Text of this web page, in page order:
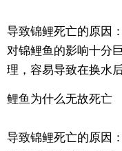
导致锦鲤死亡的原因
对锦鲤鱼的影响十分
理，容易导致在换水
鲤鱼为什么无故死亡
导致锦鲤死亡的原因